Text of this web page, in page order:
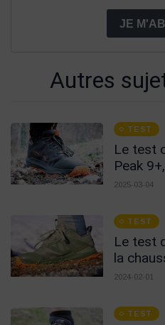
JE
Autres
TEST
Le test
Peak
2025-03-04
TEST
Le test
la
2024-02-01
TEST